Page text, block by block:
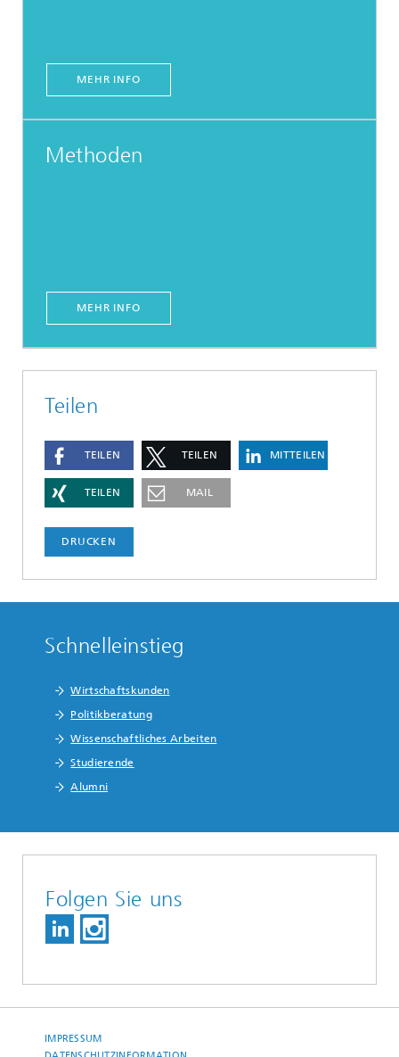
MEHR INFO
Methoden
MEHR INFO
Teilen
TEILEN TEILEN MITTEILEN
TEILEN MAIL
DRUCKEN
Schnelleinstieg
Wirtschaftskunden
Politikberatung
Wissenschaftliches Arbeiten
Studierende
Alumni
Folgen Sie uns
IMPRESSUM